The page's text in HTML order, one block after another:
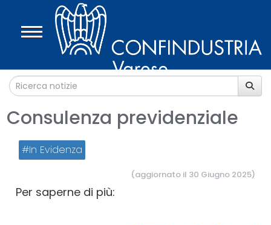
Consulenza previdenziale
In Evidenza
(aggiornato il 30 Giugno 2025)
Per saperne di più: